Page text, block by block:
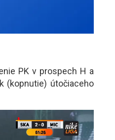
PK v prospech H a
(kopnutie) útočiaceho